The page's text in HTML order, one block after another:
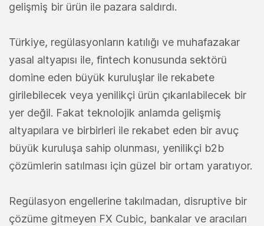
gelişmiş bir ürün ile pazara saldırdı.
Türkiye, regülasyonların katılığı ve muhafazakar
yasal altyapısı ile, fintech konusunda sektörü
domine eden büyük kuruluşlar ile rekabete
girilebilecek veya yenilikçi ürün çıkarılabilecek bir
yer değil. Fakat teknolojik anlamda gelişmiş
altyapılara ve birbirleri ile rekabet eden bir avuç
büyük kuruluşa sahip olunması, yenilikçi b2b
çözümlerin satılması için güzel bir ortam yaratıyor.
Regülasyon engellerine takılmadan, disruptive bir
çözüme gitmeyen FX Cubic, bankalar ve aracıları